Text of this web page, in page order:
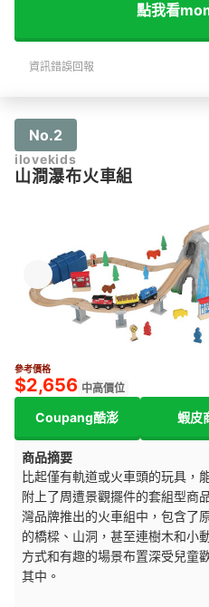
點我看
資訊錯誤回報
No.2
ilovekids
山澗瀑布火車組
參考價格
$2,656 中高價位
Coupang酷澎 蝦皮
商品摘要
比起僅有軌道或火車頭的玩具，
附上了周遭景觀擺件的套組型商
灣品牌推出的火車組中，包含了
的橋樑、山洞，甚至連樹木和小
方式和有趣的場景布置深受兒童
其中。